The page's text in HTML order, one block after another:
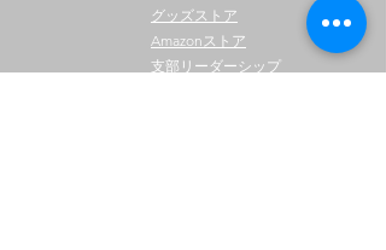
グッズストア
Amazonストア
支部リーダーシップ